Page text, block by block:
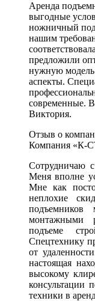
Аренда
выгодные
ножничный
нашим
предложили
нужную модель
аспекты.
современные.
Виктория.
Отзыв о
Компания «К-
Сотрудничаю
Меня вполне
Мне как
неплохие
монтажными
подъеме
Спецтехнику
от
настоящая
высокому
консультации
техники в